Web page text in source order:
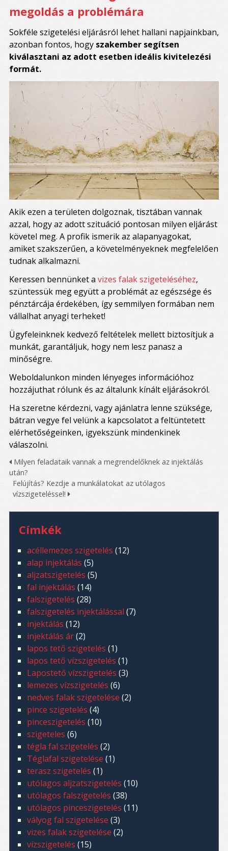
megoldás a problémára
Sokféle szigetelési eljárásról lehet hallani napjainkban,
azonban fontos, hogy szakember segítsen
kiválasztani az adott esetben ideális kivitelezési
formát.
Akik ezen a területen dolgoznak, tisztában vannak
azzal, hogy az adott szituáció pontosan milyen eljárást
követel meg. A profik ismerik az alapanyagokat,
amiket szakszerűen, a követelményeknek megfelelően
tudnak alkalmazni.
Keressen bennünket avizes falak szigeteléséhez,
szüntessük meg együtt a problémát az egészsége és
pénztárcája érdekében, így semmilyen formában nem
vállalhat anyagi terheket!
Ügyfeleinknek kedvező feltételek mellett biztosítjuk a
munkát, garantáljuk, hogy nem lesz panasz a
minőségre.
Weboldalunkon minden lényeges információhoz
hozzájuthat rólunk és az általunk kínált eljárásokról.
Ha szeretne kérdezni, vagy ajánlatra lenne szüksége,
bátran vegye fel velünk a kapcsolatot a feltüntetett
elérhetőségeinken, igyekszünk mindenkinek
válaszolni.
Milyen feladataik vannak a megrendelőknek az injektálás
után?
Felújítás? Kezdje a munkálatokat az utólagos
vízszigeteléssel!
Címkék
acéllemezes szigetelés (12)
alap injektálás (5)
aljzatszigetelés (5)
fal injektálás (14)
falszigetelés (28)
falszigetelés injektálással (7)
injektálás (12)
injektálás ár(2)
lapos tető szigetelés (1)
lapos tető vízszigetelés (1)
Lapostető vízszigetelés (3)
lemezes vízszigetelés (6)
nedves falak szigetelése (2)
pince szigetelés (4)
pinceszigetelés (10)
szigeteles (6)
tégla fal szigetelés (2)
Téglafal szigetelése (1)
terasz szigetelés (1)
utólagos aljzatszigetelés (10)
utólagos falszigetelés (38)
utólagos pinceszigetelés (11)
vályog fal szigetelése (3)
vizes falak szigetelése (2)
vízszigetelés (15)